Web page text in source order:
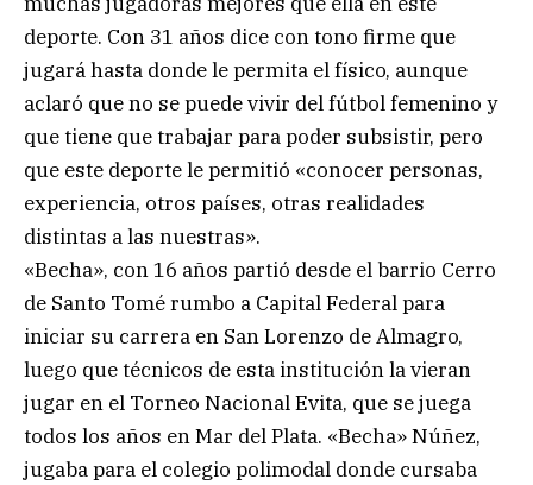
deporte. Con 31 años dice con tono firme que
jugará hasta donde le permita el físico, aunque
aclaró que no se puede vivir del fútbol femenino y
que tiene que trabajar para poder subsistir, pero
que este deporte le permitió «conocer personas,
experiencia, otros países, otras realidades
distintas a las nuestras».
«Becha», con 16 años partió desde el barrio Cerro
de Santo Tomé rumbo a Capital Federal para
iniciar su carrera en San Lorenzo de Almagro,
luego que técnicos de esta institución la vieran
jugar en el Torneo Nacional Evita, que se juega
todos los años en Mar del Plata. «Becha» Núñez,
jugaba para el colegio polimodal donde cursaba